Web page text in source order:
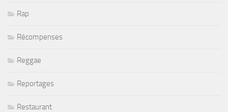
Rap
Récompenses
Reggae
Reportages
Restaurant